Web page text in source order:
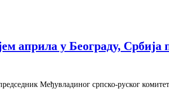
у Београду, Србија
Међувладиног српско-руског